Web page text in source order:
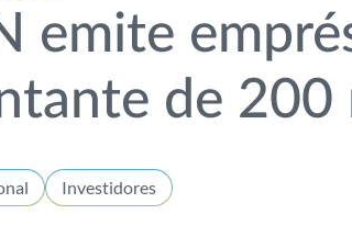
emite
de 200
Investidores